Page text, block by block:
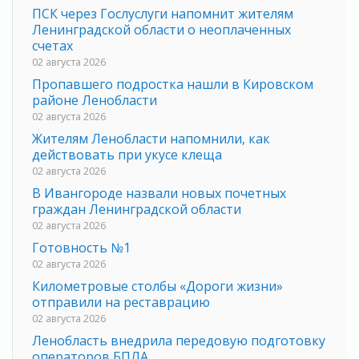
ПСК через Гослуслуги напомнит жителям
Ленинградской области о неоплаченных
счетах
02 августа 2026
Пропавшего подростка нашли в Кировском
районе Ленобласти
02 августа 2026
Жителям Ленобласти напомнили, как
действовать при укусе клеща
02 августа 2026
В Ивангороде назвали новых почетных
граждан Ленинградской области
02 августа 2026
Готовность №1
02 августа 2026
Километровые столбы «Дороги жизни»
отправили на реставрацию
02 августа 2026
Ленобласть внедрила передовую подготовку